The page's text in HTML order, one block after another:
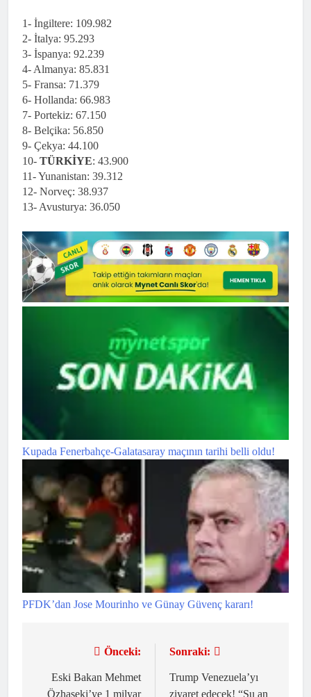
1- İngiltere: 109.982
2- İtalya: 95.293
3- İspanya: 92.239
4- Almanya: 85.831
5- Fransa: 71.379
6- Hollanda: 66.983
7- Portekiz: 67.150
8- Belçika: 56.850
9- Çekya: 44.100
10- TÜRKİYE: 43.900
11- Yunanistan: 39.312
12- Norveç: 38.937
13- Avusturya: 36.050
Kupada Fenerbahçe-Galatasaray maçının tarihi belli oldu!
PFDK’dan Jose Mourinho ve Günay Güvenç kararı!
gezinmesi
Önceki:
Eski Bakan Mehmet
Özhaseki’ye 1 milyar
Sonraki:
Trump Venezuela’yı
ziyaret edecek! “Şu an